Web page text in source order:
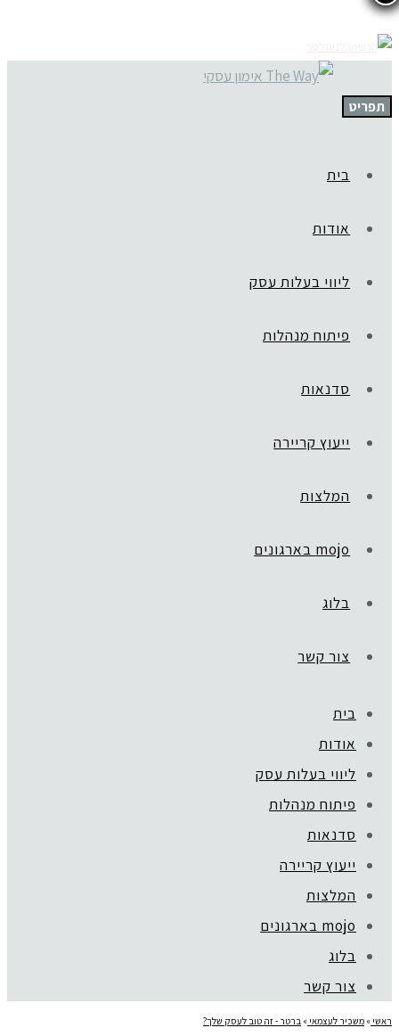
תפריט
בית
אודות
ליווי בעלות עסק
פיתוח מנהלות
סדנאות
ייעוץ קריירה
המלצות
mojo בארגונים
בלוג
צור קשר
בית
אודות
ליווי בעלות עסק
פיתוח מנהלות
סדנאות
ייעוץ קריירה
המלצות
mojo בארגונים
בלוג
צור קשר
ראשי » משכיר לעצמאי » ברטר - זה טוב לעסק שלך?
קהילת סלוניקי 1, תל אביב |
© כל הזכויות שמורות לגלית שול |
נסטיה פייביש| ביצוע:zivuch